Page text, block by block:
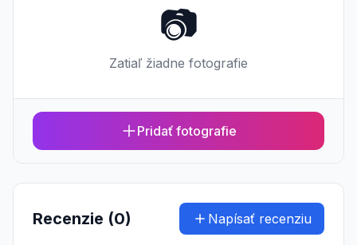
📷
Zatiaľ žiadne fotografie
Pridať fotografie
Recenzie (0) Napísať recenziu